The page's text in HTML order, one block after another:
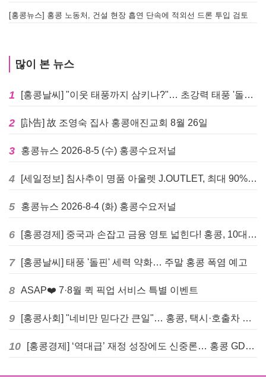
[홍콩뉴스] 홍콩 노동처, 건설 현장 흡연 단속에 적외선 드론 투입 검토
많이 본 뉴스
1 [홍콩날씨] "이웃 태풍까지 삼키나?"… 초강력 태풍 '돌핀' 세력 재확장
2 [訃告] 故 조영숙 집사 홍콩애진교회 8월 26일
3 홍콩뉴스 2026-8-5 (수) 홍콩수요저널
4 [세일정보] 침사추이 명품 아울렛 J.OUTLET, 최대 90% 빅 세일 진행
5 홍콩뉴스 2026-8-4 (화) 홍콩수요저널
6 [홍콩경제] 중국과 손잡고 금융 영토 넓힌다! 홍콩, 10대 신규 정책 발표
7 [홍콩날씨] 태풍 '돌핀' 세력 약화… 주말 홍콩 폭염 예고
8 ASAP❤️ 7·8월 퀵 픽업 서비스 특별 이벤트
9 [홍콩사회] "네비만 믿다간 큰일"… 홍콩, 택시·호출차 통합 시험 도입하며 규제 본격화
10 [홍콩경제] ‘역대급’ 재정 성장에도 신중론… 홍콩 GDP 전망 상향 속 “지정학적 리스크 경계”